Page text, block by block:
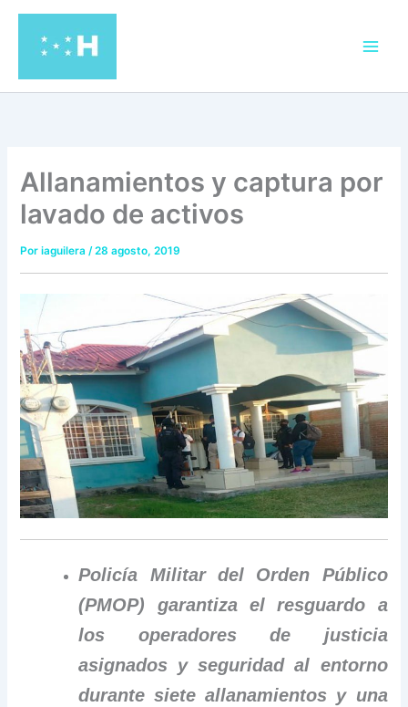
contenido
Allanamientos y captura por
lavado de activos
Poriaguilera/28 agosto, 2019
Policía Militar del Orden Público
(PMOP) garantiza el resguardo a
los operadores de justicia
asignados y seguridad al entorno
durante siete allanamientos y una